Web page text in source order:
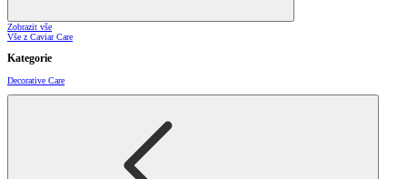
Zobrazit vše
Vše z Caviar Care
Kategorie
Decorative Care